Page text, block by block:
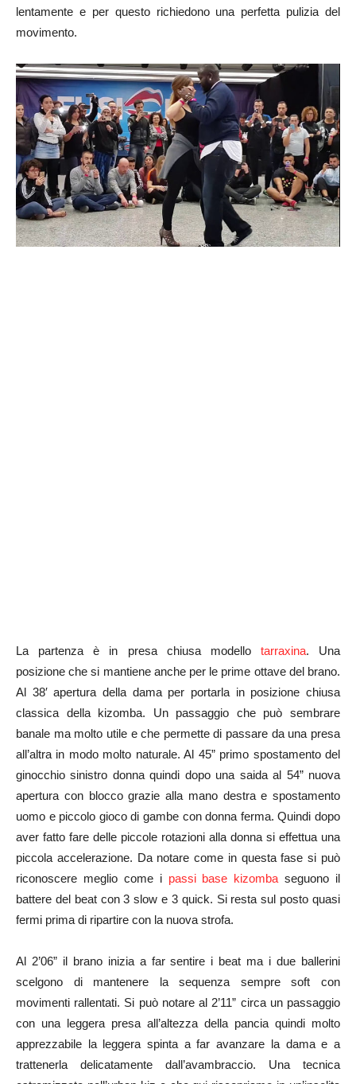
lentamente e per questo richiedono una perfetta pulizia del
movimento.
La partenza è in presa chiusa modello tarraxina. Una
posizione che si mantiene anche per le prime ottave del brano.
Al 38′ apertura della dama per portarla in posizione chiusa
classica della kizomba. Un passaggio che può sembrare
banale ma molto utile e che permette di passare da una presa
all’altra in modo molto naturale. Al 45” primo spostamento del
ginocchio sinistro donna quindi dopo una saida al 54” nuova
apertura con blocco grazie alla mano destra e spostamento
uomo e piccolo gioco di gambe con donna ferma. Quindi dopo
aver fatto fare delle piccole rotazioni alla donna si effettua una
piccola accelerazione. Da notare come in questa fase si può
riconoscere meglio come i passi base kizomba seguono il
battere del beat con 3 slow e 3 quick. Si resta sul posto quasi
fermi prima di ripartire con la nuova strofa.
Al 2’06” il brano inizia a far sentire i beat ma i due ballerini
scelgono di mantenere la sequenza sempre soft con
movimenti rallentati. Si può notare al 2’11” circa un passaggio
con una leggera presa all’altezza della pancia quindi molto
apprezzabile la leggera spinta a far avanzare la dama e a
trattenerla delicatamente dall’avambraccio. Una tecnica